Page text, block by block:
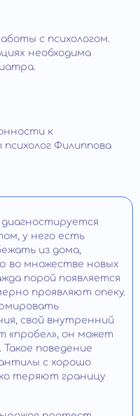
с психологом.
необходима
к
Филиппова
диагностируется
у него есть
из дома,
во множестве новых
порой появляется
проявляют опеку.
свой внутренний
«пробел», он может
поведение
с хорошо
теряют границу